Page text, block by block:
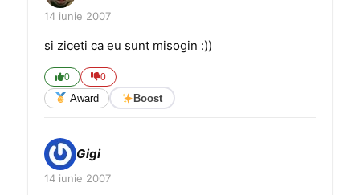
14 iunie 2007
si ziceti ca eu sunt misogin :))
0 0
Award Boost
Gigi
14 iunie 2007